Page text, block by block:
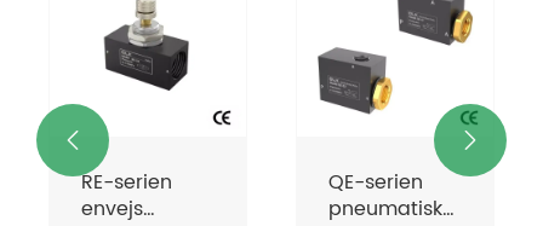
QE-serien
pneumatisk
2P025 Fluid
Control Vale
2 Position 2
Vej
Se mere >>
 